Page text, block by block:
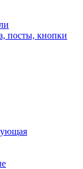
посты, кнопки